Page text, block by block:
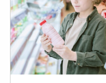
NAPV-
monitor:
vrijwillige
aanpak
schiet
opnieuw
tekort